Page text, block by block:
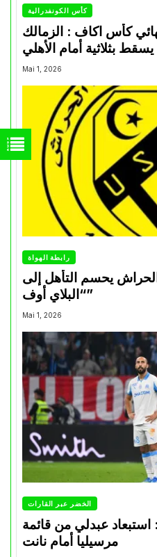
كأس الكونفدرالية
كأس اكاف : الزمالك
Mai 1, 2026
رابطة الهواة
الحراش يحسم التأهل إلى
“البلاي أوف”
Mai 1, 2026
الخضر عبر القارات
استبعاد عبدلي من قائمة
مرسيليا أمام نانت